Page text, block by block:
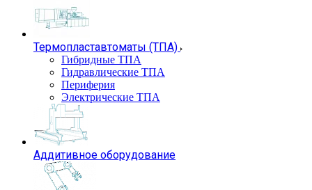
Термопластавтоматы (ТПА)
Гибридные ТПА
Гидравлические ТПА
Периферия
Электрические ТПА
Аддитивное оборудование